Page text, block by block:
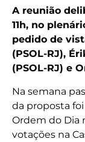
A reunião
11h, no
pedido de
(PSOL-RJ),
(PSOL-RJ) e
Na semana
da proposta
Ordem do Dia
votações na